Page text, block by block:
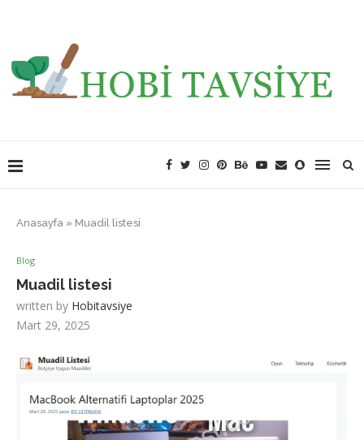
Anasayfa » Muadil listesi
Blog
Muadil listesi
written by Hobitavsiye
Mart 29, 2025